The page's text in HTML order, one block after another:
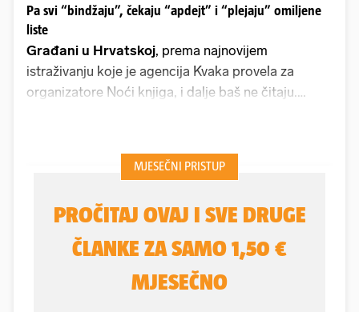
Pa svi “bindžaju”, čekaju “apdejt” i “plejaju” omiljene
liste
Građani u Hrvatskoj, prema najnovijem
istraživanju koje je agencija Kvaka provela za
organizatore Noći knjiga, i dalje baš ne čitaju.
knjigu. Postotak je isti kao i 2019., nešto niži nego
posljednje dvije godine. Ali u zadnjih 11 godina,
pola-pola. Dakle, polovica građana u prosjeku
godišnje ne pročita nijednu knjigu. Tu bi se
vjerojatno našlo i školaraca. Nerijetko ispadne i da
je jedina knjiga koju pročitaju njihovi roditelji